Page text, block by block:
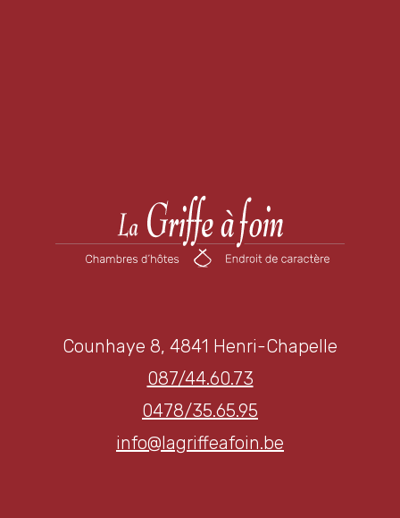
Counhaye 8, 4841 Henri-Chapelle
087/44.60.73
0478/35.65.95
info@lagriffeafoin.be